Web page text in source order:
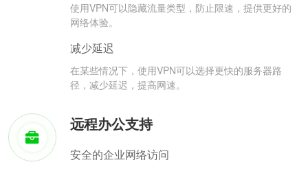
使用VPN可以隐藏流量类型，防止限速，提供更好的
网络体验。
减少延迟
在某些情况下，使用VPN可以选择更快的服务器路
径，减少延迟，提高网速。
远程办公支持
安全的企业网络访问